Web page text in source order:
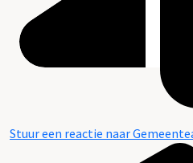
Stuur een reactie naar